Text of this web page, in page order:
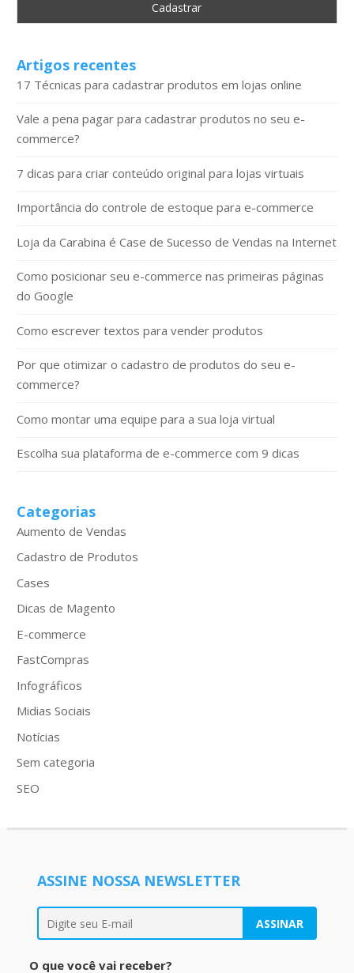
Artigos recentes
17 Técnicas para cadastrar produtos em lojas online
Vale a pena pagar para cadastrar produtos no seu e-
commerce?
7 dicas para criar conteúdo original para lojas virtuais
Importância do controle de estoque para e-commerce
Loja da Carabina é Case de Sucesso de Vendas na Internet
Como posicionar seu e-commerce nas primeiras páginas
do Google
Como escrever textos para vender produtos
Por que otimizar o cadastro de produtos do seu e-
commerce?
Como montar uma equipe para a sua loja virtual
Escolha sua plataforma de e-commerce com 9 dicas
Categorias
Aumento de Vendas
Cadastro de Produtos
Cases
Dicas de Magento
E-commerce
FastCompras
Infográficos
Midias Sociais
Notícias
Sem categoria
SEO
ASSINE NOSSA NEWSLETTER
O que você vai receber?